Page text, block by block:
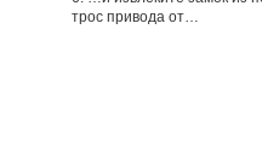
трос привода от…